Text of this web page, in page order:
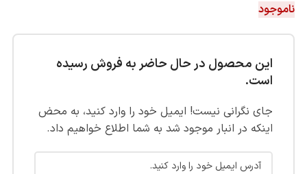
ناموجود
این محصول در حال حاضر به فروش رسیده
است.
جای نگرانی نیست! ایمیل خود را وارد کنید، به محض
اینکه در انبار موجود شد به شما اطلاع خواهیم داد.